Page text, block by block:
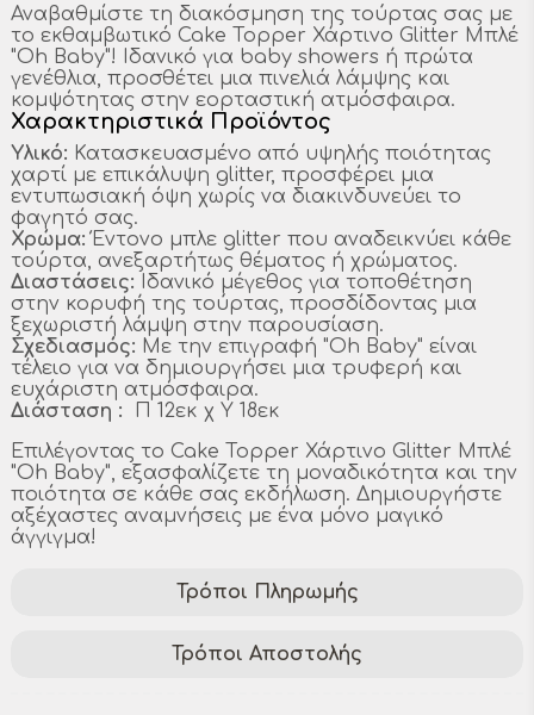
Αναβαθμίστε τη διακόσμηση της τούρτας σας με
το εκθαμβωτικό Cake Topper Χάρτινο Glitter Μπλέ
"Oh Baby"! Ιδανικό για baby showers ή πρώτα
γενέθλια, προσθέτει μια πινελιά λάμψης και
κομψότητας στην εορταστική ατμόσφαιρα.
Χαρακτηριστικά Προϊόντος
Υλικό: Κατασκευασμένο από υψηλής ποιότητας
χαρτί με επικάλυψη glitter, προσφέρει μια
εντυπωσιακή όψη χωρίς να διακινδυνεύει το
φαγητό σας.
Χρώμα: Έντονο μπλε glitter που αναδεικνύει κάθε
τούρτα, ανεξαρτήτως θέματος ή χρώματος.
Διαστάσεις: Ιδανικό μέγεθος για τοποθέτηση
στην κορυφή της τούρτας, προσδίδοντας μια
ξεχωριστή λάμψη στην παρουσίαση.
Σχεδιασμός: Με την επιγραφή "Oh Baby" είναι
τέλειο για να δημιουργήσει μια τρυφερή και
ευχάριστη ατμόσφαιρα.
Διάσταση : Π 12εκ χ Υ 18εκ
Επιλέγοντας το Cake Topper Χάρτινο Glitter Μπλέ
"Oh Baby", εξασφαλίζετε τη μοναδικότητα και την
ποιότητα σε κάθε σας εκδήλωση. Δημιουργήστε
αξέχαστες αναμνήσεις με ένα μόνο μαγικό
άγγιγμα!
Τρόποι Πληρωμής
Τρόποι Αποστολής